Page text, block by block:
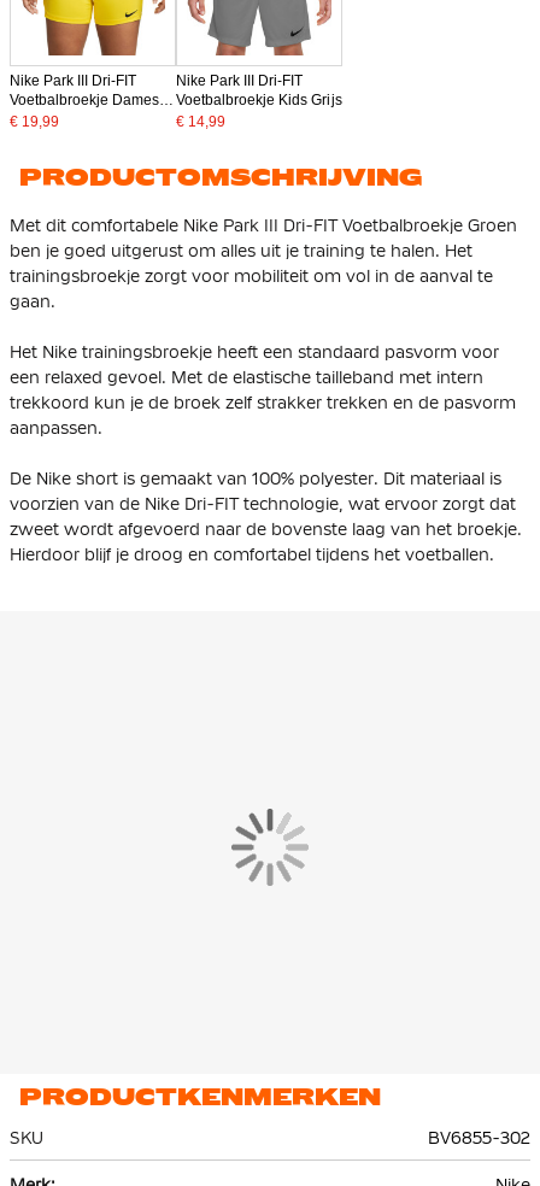
Nike Park III Dri-FIT
Voetbalbroekje Dames
Geel
€ 19,99
Nike Park III Dri-FIT
Voetbalbroekje Kids Grijs
€ 14,99
PRODUCTOMSCHRIJVING
Met dit comfortabele Nike Park III Dri-FIT Voetbalbroekje Groen
ben je goed uitgerust om alles uit je training te halen. Het
trainingsbroekje zorgt voor mobiliteit om vol in de aanval te
gaan.
Het Nike trainingsbroekje heeft een standaard pasvorm voor
een relaxed gevoel. Met de elastische tailleband met intern
trekkoord kun je de broek zelf strakker trekken en de pasvorm
aanpassen.
De Nike short is gemaakt van 100% polyester. Dit materiaal is
voorzien van de Nike Dri-FIT technologie, wat ervoor zorgt dat
zweet wordt afgevoerd naar de bovenste laag van het broekje.
Hierdoor blijf je droog en comfortabel tijdens het voetballen.
PRODUCTKENMERKEN
SKU
BV6855-302